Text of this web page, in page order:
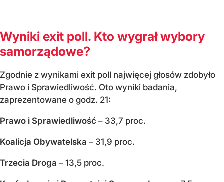
Wyniki exit poll. Kto wygrał wybory
samorządowe?
Zgodnie z wynikami exit poll najwięcej głosów zdobyło
Prawo i Sprawiedliwość. Oto wyniki badania,
zaprezentowane o godz. 21:
Prawo i Sprawiedliwość – 33,7 proc.
Koalicja Obywatelska – 31,9 proc.
Trzecia Droga – 13,5 proc.